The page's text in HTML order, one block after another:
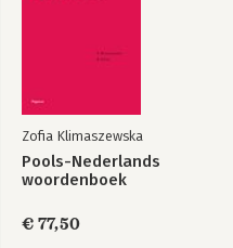
Zofia Klimaszewska
Pools-Nederlands
woordenboek
€ 77,50